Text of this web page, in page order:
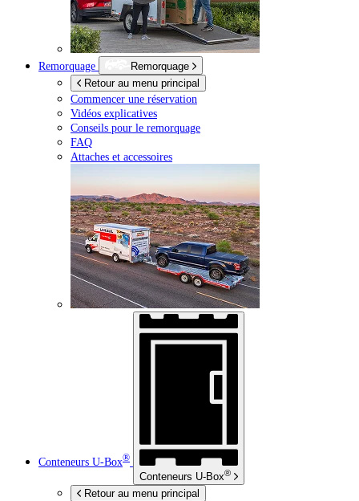
Remorquage
Remorquage
Retour au menu principal
Commencer une réservation
Vidéos explicatives
Conseils pour le remorquage
FAQ
Attaches et accessoires
Conteneurs U-Box®
Conteneurs U-Box®
Retour au menu principal